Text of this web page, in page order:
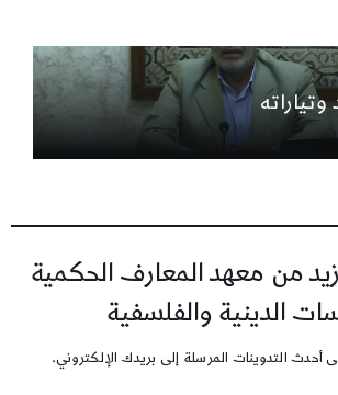
وتياراته
من معهد المعارف الحكمية
الدينية والفلسفية
أحدث التدوينات المرسلة إلى بريدك الإلكتروني.